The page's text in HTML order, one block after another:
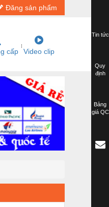
Đăng sản phẩm
cấp Video clip
Tin tức
Quy
định
Bảng
giá QC